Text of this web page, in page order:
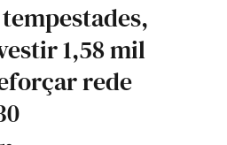
1,58 mil
rede